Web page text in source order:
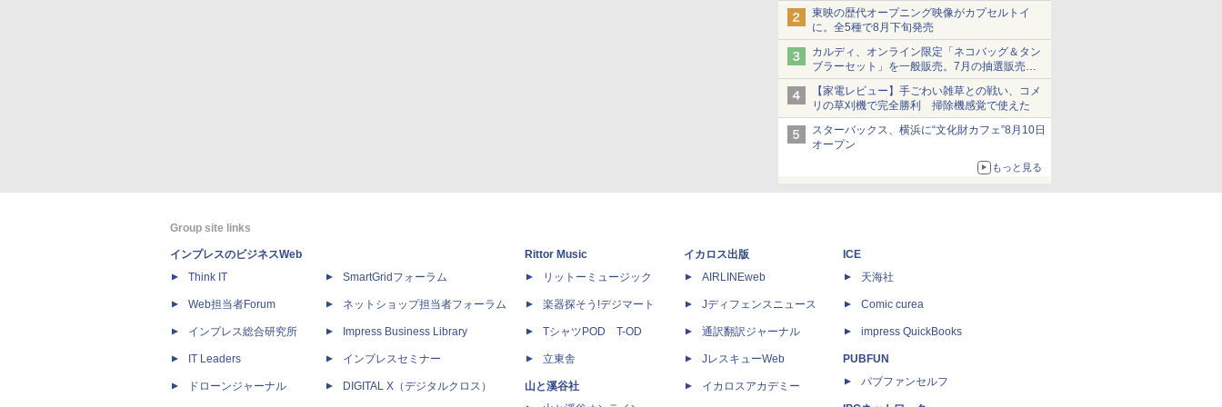
ショーツは1990円に
東映の歴代オープニング映像がカプセルトイ
に。全5種で8月下旬発売
カルディ、オンライン限定「ネコバッグ＆タン
ブラーセット」を一般販売。7月の抽選販売の
当選無効分
【家電レビュー】手ごわい雑草との戦い、コメ
リの草刈機で完全勝利 掃除機感覚で使えた
スターバックス、横浜に“文化財カフェ”8月10日
オープン
もっと見る
Group site links
インプレスのビジネスWeb
Think IT
Web担当者Forum
インプレス総合研究所
IT Leaders
ドローンジャーナル
SmartGridフォーラム
ネットショップ担当者フォーラム
Impress Business Library
インプレスセミナー
DIGITAL X（デジタルクロス）
Rittor Music
リットーミュージック
楽器探そう!デジマート
TシャツPOD T-OD
立東舎
山と溪谷社
イカロス出版
AIRLINEweb
Jディフェンスニュース
通訳翻訳ジャーナル
JレスキューWeb
イカロスアカデミー
ICE
天海社
Comic curea
impress QuickBooks
PUBFUN
パブファンセルフ